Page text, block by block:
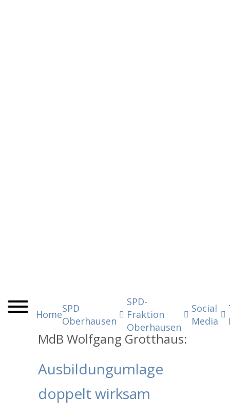
Home
SPD
Oberhausen
SPD-
Fraktion
Oberhausen
Social
Media
MdB Wolfgang Grotthaus:
Ausbildungumlage
doppelt wirksam